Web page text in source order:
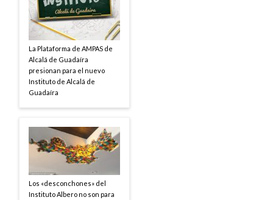
La Plataforma de AMPAS de
Alcalá de Guadaíra
presionan para el nuevo
Instituto de Alcalá de
Guadaíra
Los «desconchones» del
Instituto Albero no son para